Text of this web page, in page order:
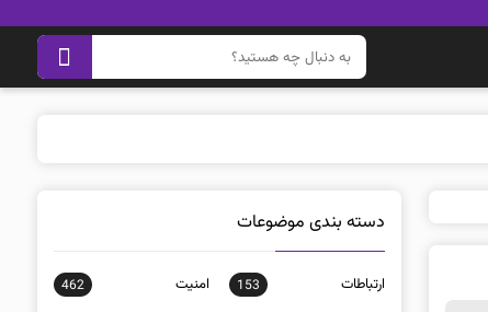
دسته بندی موضوعات
ارتباطات 153 امنيت 462